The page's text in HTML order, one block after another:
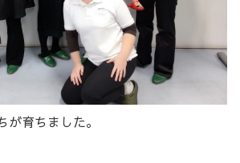
育ちました。